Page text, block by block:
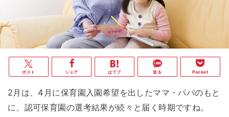
ポスト シェア はてブ 送る Pocket
2月は、4月に保育園入園希望を出したママ・パパのもと
に、認可保育園の選考結果が続々と届く時期ですね。